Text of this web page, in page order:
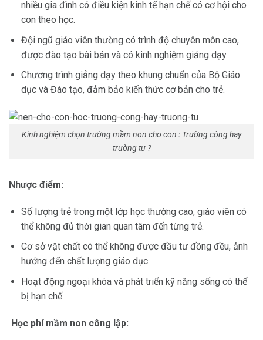
nhiều gia đình có điều kiện kinh tế hạn chế có cơ hội cho
con theo học.
Đội ngũ giáo viên thường có trình độ chuyên môn cao,
được đào tạo bài bản và có kinh nghiệm giảng dạy.
Chương trình giảng dạy theo khung chuẩn của Bộ Giáo
dục và Đào tạo, đảm bảo kiến thức cơ bản cho trẻ.
Kinh nghiệm chọn trường mầm non cho con : Trường công hay
trường tư ?
Nhược điểm:
Số lượng trẻ trong một lớp học thường cao, giáo viên có
thể không đủ thời gian quan tâm đến từng trẻ.
Cơ sở vật chất có thể không được đầu tư đồng đều, ảnh
hưởng đến chất lượng giáo dục.
Hoạt động ngoại khóa và phát triển kỹ năng sống có thể
bị hạn chế.
Học phí mầm non công lập: